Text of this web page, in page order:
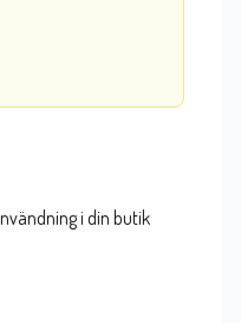
i din butik